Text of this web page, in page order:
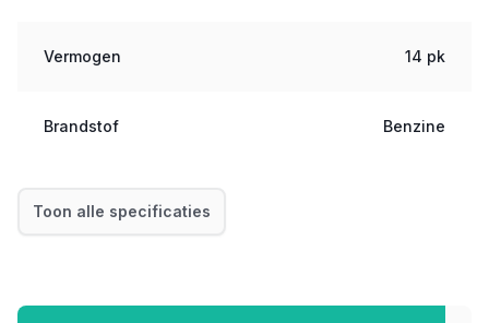
Vermogen 14 pk
Brandstof Benzine
Toon alle specificaties